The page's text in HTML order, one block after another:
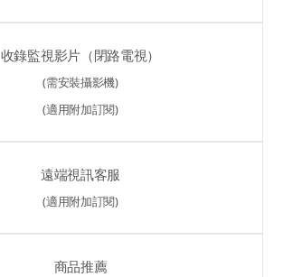
收錄監視影片（閉路電視）
(需安裝攝影機)
(適用附加訂閱)
遠端視訊客服
(適用附加訂閱)
商品推薦